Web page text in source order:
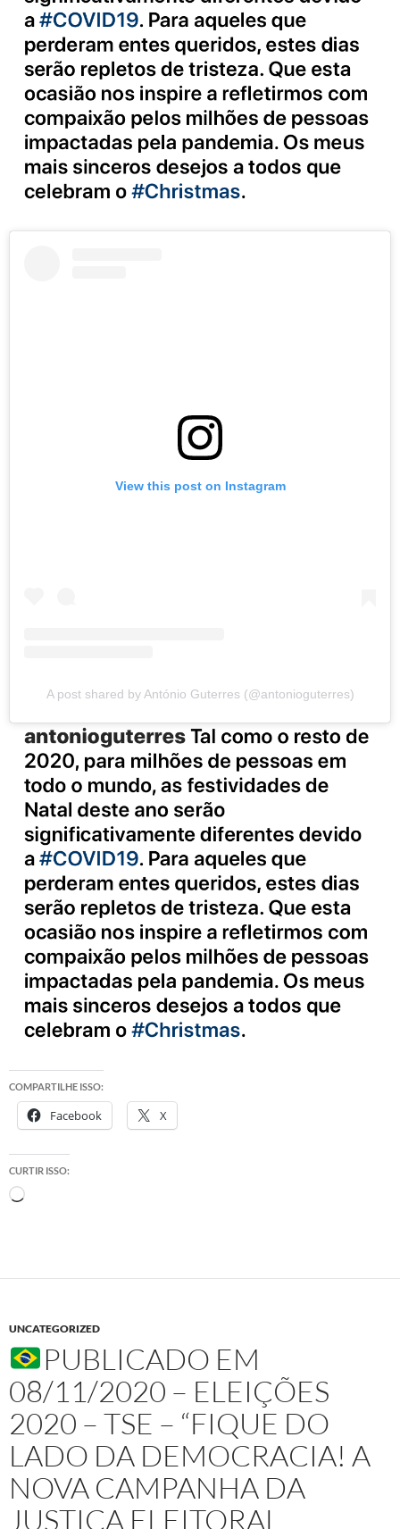
View this post on Instagram
A post shared by António Guterres (@antonioguterres)
COMPARTILHE ISSO:
Facebook X
CURTIR ISSO:
Carregando...
UNCATEGORIZED
PUBLICADO EM
08/11/2020 – ELEIÇÕES
2020 – TSE – “FIQUE DO
LADO DA DEMOCRACIA! A
NOVA CAMPANHA DA
JUSTIÇA ELEITORAL